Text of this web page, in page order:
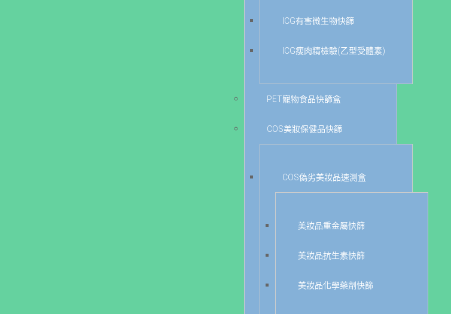
ICG有害微生物快篩
ICG瘦肉精檢驗(乙型受體素)
PET寵物食品快篩盒
COS美妝保健品快篩
COS偽劣美妝品速測盒
美妝品重金屬快篩
美妝品抗生素快篩
美妝品化學藥劑快篩